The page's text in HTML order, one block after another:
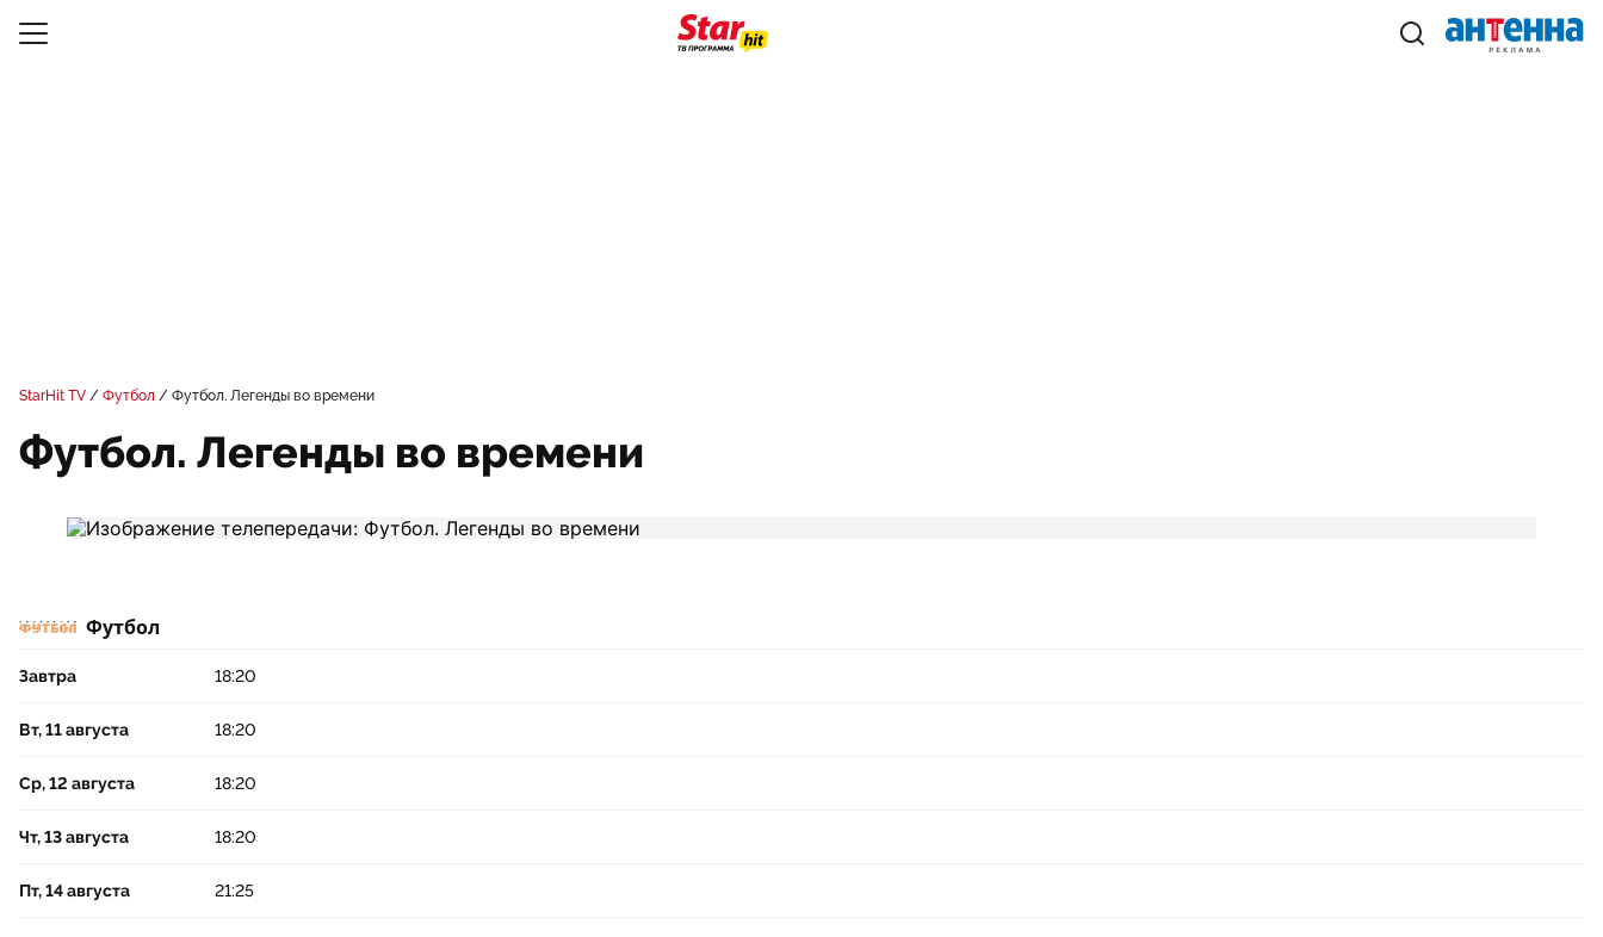
StarHit TV Футбол Футбол. Легенды во времени
Футбол. Легенды во времени
Футбол
Завтра 18:20
Вт, 11 августа 18:20
Ср, 12 августа 18:20
Чт, 13 августа 18:20
Пт, 14 августа 21:25